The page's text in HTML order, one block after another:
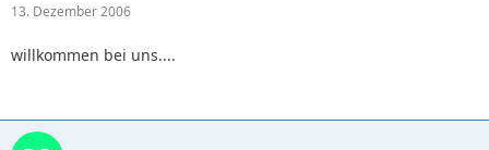
13. Dezember 2006
willkommen bei uns....